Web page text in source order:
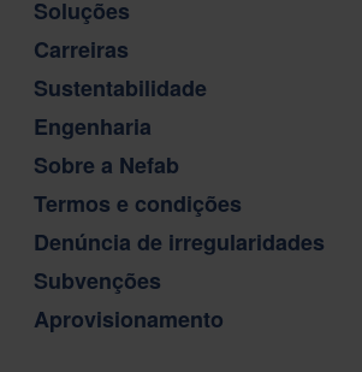
Soluções
Carreiras
Sustentabilidade
Engenharia
Sobre a Nefab
Termos e condições
Denúncia de irregularidades
Subvenções
Aprovisionamento